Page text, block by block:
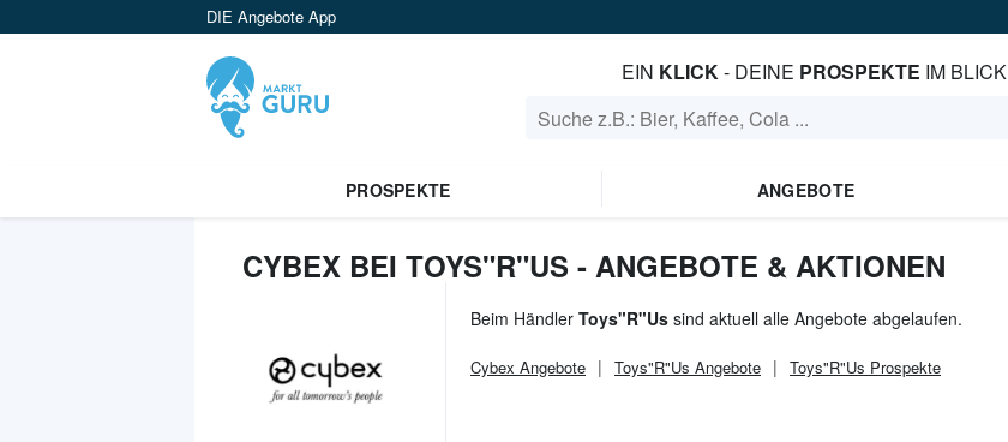
DIE Angebote App
EIN KLICK- DEINE PROSPEKTE IM BLICK
PROSPEKTE ANGEBOTE
CYBEX BEI TOYS"R"US - ANGEBOTE & AKTIONEN
Beim Händler Toys"R"Us sind aktuell alle Angebote abgelaufen.
Cybex Angebote Toys"R"Us Angebote Toys"R"Us Prospekte